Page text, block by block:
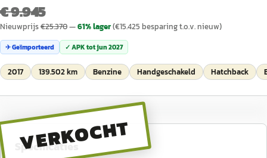
€ 9.945
Nieuwprijs€25.370—61% lager(€15.425 besparing t.o.v. nieuw)
✈ Geïmporteerd ✓ APK totjun 2027
2017 139.502 km Benzine Handgeschakeld Hatchback
VERKOCHT
Specificaties